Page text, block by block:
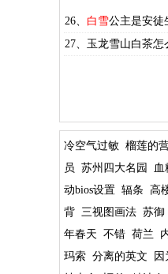
26、 白雪公主是安徒
27、玉龙雪山白茶怎
冷空气过敏 榴莲的
员 苏州四大名园 血
动bios设置 辐条 高
背 三视图画法 苏御
年春天 不错 荷兰
玛索 分离的英文 因